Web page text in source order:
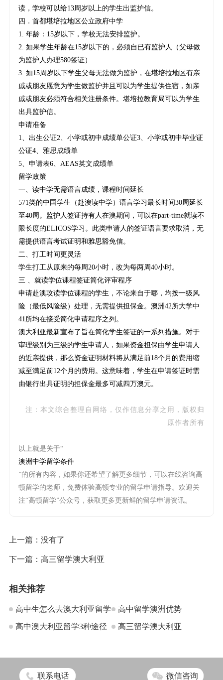
读，学校可以给13周岁以上的学生出监护信。
四．首都堪培拉地区公立政府中学
1. 年龄：15岁以下，学校无法安排监护。
2. 如果学生年龄在15岁以下的，必须自已有监护人（父母做
为监护人办理580签证）
3. 如15周岁以下学生父母无法做为监护，在堪培拉地区有亲
戚或朋友愿意为学生做监护并且可以为学生提供住宿，如亲
戚或朋友必须符合相关注册条件。堪培拉教育局可以为学生
出具监护信。
申请准备
1、出生公证2、小学或初中成绩单公证3、小学或初中毕业证
公证4、雅思成绩单
5、申请表6、AEAS英文成绩单
留学政策
一、读中学无需语言成绩，课程时间延长
571类的中国学生（赴澳读中学）语言学习最长时间30周延长
至40周。监护人签证持有人在澳期间，可以在part-time就读不
限长度的ELICOS学习。此类申请人的签证语言要求取消，无
需提供语言考试证明和雅思豁免信。
二、打工时间更灵活
学生打工从原来的每周20小时，改为每两周40小时。
三 、就读学位课程签证简化评审程序
申请赴澳攻读学位课程的学生，不论来自于哪，均按一级风
险（最低风险级）处理，无需提供担保金。澳洲42所大学中
41所均在接受简化申请程序之列。
澳大利亚最新宣布了旨在简化学生签证的一系列措施。对于
审理级别为三级的学生申请人，如果资金担保由学生申请人
的近亲提供，那么资金证明材料将从满足前18个月的费用缩
减至满足前12个月的费用。这意味着，学生在申请签证时需
由银行出具证明的担保金最多可减四万澳元。
注：本文综合整理自网络，仅作信息分享之用，版权归
原作者所有
以上就是关于“
澳洲中学留学条件
”的所有内容，如果你还希望了解更多细节，可以在线咨询高
顿留学的老师，免费体验高顿专业的留学申请指导。欢迎关
注“高顿留学”公众号，获取更多更新鲜的留学申请资讯。
上一篇：没有了
下一篇： 高三留学澳大利亚
相关推荐
高中生怎么去澳大利亚留学 高中留学澳洲优势
高中澳大利亚留学3种途径 高三留学澳大利亚
联系电话 微信咨询